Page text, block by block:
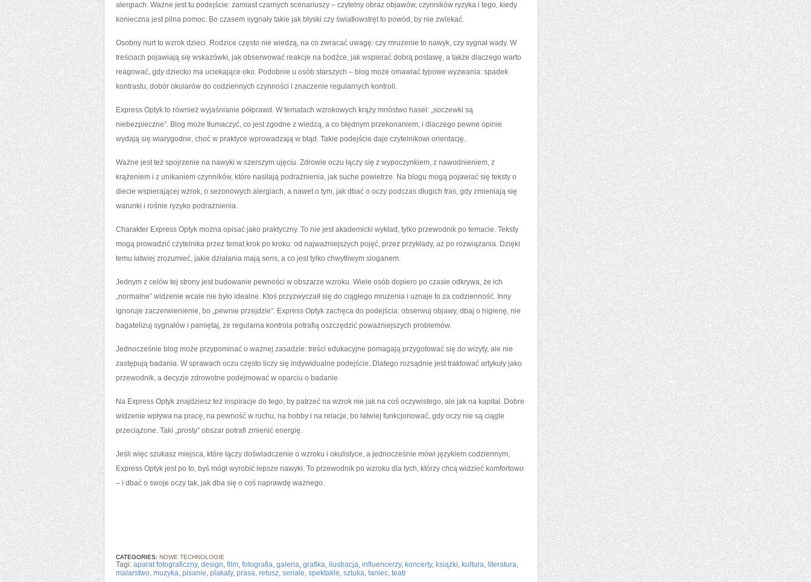
alergiach. Ważne jest tu podejście: zamiast czarnych scenariuszy – czytelny obraz objawów, czynników ryzyka i tego, kiedy
konieczna jest pilna pomoc. Bo czasem sygnały takie jak błyski czy światłowstręt to powód, by nie zwlekać.
Osobny nurt to wzrok dzieci. Rodzice często nie wiedzą, na co zwracać uwagę: czy mrużenie to nawyk, czy sygnał wady. W
treściach pojawiają się wskazówki, jak obserwować reakcje na bodźce, jak wspierać dobrą postawę, a także dlaczego warto
reagować, gdy dziecko ma uciekające oko. Podobnie u osób starszych – blog może omawiać typowe wyzwania: spadek
kontrastu, dobór okularów do codziennych czynności i znaczenie regularnych kontroli.
Express Optyk to również wyjaśnianie półprawd. W tematach wzrokowych krąży mnóstwo haseł: „soczewki są
niebezpieczne”. Blog może tłumaczyć, co jest zgodne z wiedzą, a co błędnym przekonaniem, i dlaczego pewne opinie
wydają się wiarygodne, choć w praktyce wprowadzają w błąd. Takie podejście daje czytelnikowi orientację.
Ważne jest też spojrzenie na nawyki w szerszym ujęciu. Zdrowie oczu łączy się z wypoczynkiem, z nawodnieniem, z
krążeniem i z unikaniem czynników, które nasilają podrażnienia, jak suche powietrze. Na blogu mogą pojawiać się teksty o
diecie wspierającej wzrok, o sezonowych alergiach, a nawet o tym, jak dbać o oczy podczas długich tras, gdy zmieniają się
warunki i rośnie ryzyko podrażnienia.
Charakter Express Optyk można opisać jako praktyczny. To nie jest akademicki wykład, tylko przewodnik po temacie. Teksty
mogą prowadzić czytelnika przez temat krok po kroku: od najważniejszych pojęć, przez przykłady, aż po rozwiązania. Dzięki
temu łatwiej zrozumieć, jakie działania mają sens, a co jest tylko chwytliwym sloganem.
Jednym z celów tej strony jest budowanie pewności w obszarze wzroku. Wiele osób dopiero po czasie odkrywa, że ich
„normalne” widzenie wcale nie było idealne. Ktoś przyzwyczaił się do ciągłego mrużenia i uznaje to za codzienność. Inny
ignoruje zaczerwienienie, bo „pewnie przejdzie”. Express Optyk zachęca do podejścia: obserwuj objawy, dbaj o higienę, nie
bagatelizuj sygnałów i pamiętaj, że regularna kontrola potrafią oszczędzić poważniejszych problemów.
Jednocześnie blog może przypominać o ważnej zasadzie: treści edukacyjne pomagają przygotować się do wizyty, ale nie
zastępują badania. W sprawach oczu często liczy się indywidualne podejście. Dlatego rozsądnie jest traktować artykuły jako
przewodnik, a decyzje zdrowotne podejmować w oparciu o badanie.
Na Express Optyk znajdziesz też inspiracje do tego, by patrzeć na wzrok nie jak na coś oczywistego, ale jak na kapitał. Dobre
widzenie wpływa na pracę, na pewność w ruchu, na hobby i na relacje, bo łatwiej funkcjonować, gdy oczy nie są ciągle
przeciążone. Taki „prosty” obszar potrafi zmienić energię.
Jeśli więc szukasz miejsca, które łączy doświadczenie o wzroku i okulistyce, a jednocześnie mówi językiem codziennym,
Express Optyk jest po to, byś mógł wyrobić lepsze nawyki. To przewodnik po wzroku dla tych, którzy chcą widzieć komfortowo
– i dbać o swoje oczy tak, jak dba się o coś naprawdę ważnego.
CATEGORIES: NOWE TECHNOLOGIE
Tagi: aparat fotograficzny, design, film, fotografia, galeria, grafika, ilustracja, influencerzy, koncerty, książki, kultura, literatura,
malarstwo, muzyka, pisanie, plakaty, prasa, retusz, seriale, spektakle, sztuka, taniec, teatr